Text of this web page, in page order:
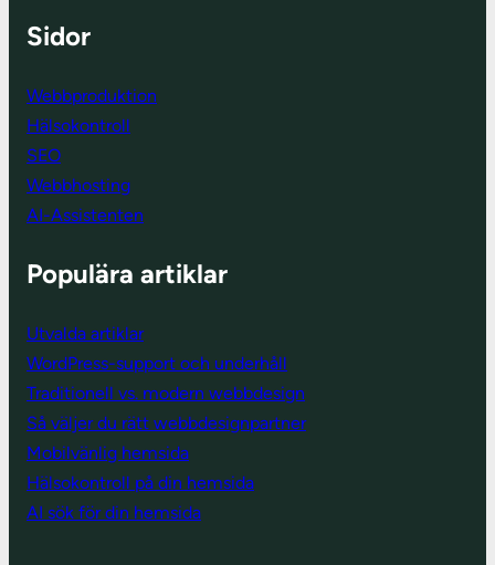
Sidor
Webbproduktion
Hälsokontroll
SEO
Webbhosting
AI-Assistenten
Populära artiklar
Utvalda artiklar
WordPress-support och underhåll
Traditionell vs. modern webbdesign
Så väljer du rätt webbdesignpartner
Mobilvänlig hemsida
Hälsokontroll på din hemsida
AI sök för din hemsida